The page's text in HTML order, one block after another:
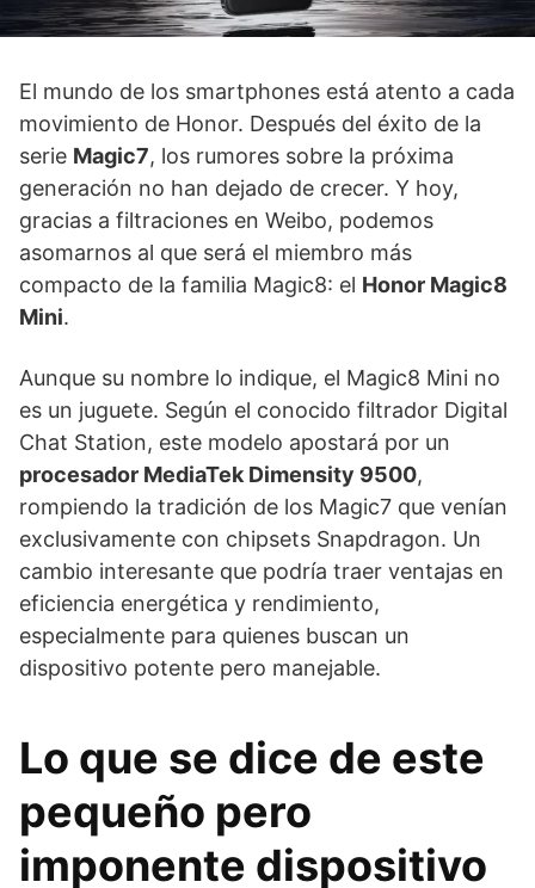
El mundo de los smartphones está atento a cada
movimiento de Honor. Después del éxito de la
serie Magic7, los rumores sobre la próxima
generación no han dejado de crecer. Y hoy,
gracias a filtraciones en Weibo, podemos
asomarnos al que será el miembro más
compacto de la familia Magic8: el Honor Magic8
Mini.
Aunque su nombre lo indique, el Magic8 Mini no
es un juguete. Según el conocido filtrador Digital
Chat Station, este modelo apostará por un
procesador MediaTek Dimensity 9500,
rompiendo la tradición de los Magic7 que venían
exclusivamente con chipsets Snapdragon. Un
cambio interesante que podría traer ventajas en
eficiencia energética y rendimiento,
especialmente para quienes buscan un
dispositivo potente pero manejable.
Lo que se dice de este
pequeño pero
imponente dispositivo